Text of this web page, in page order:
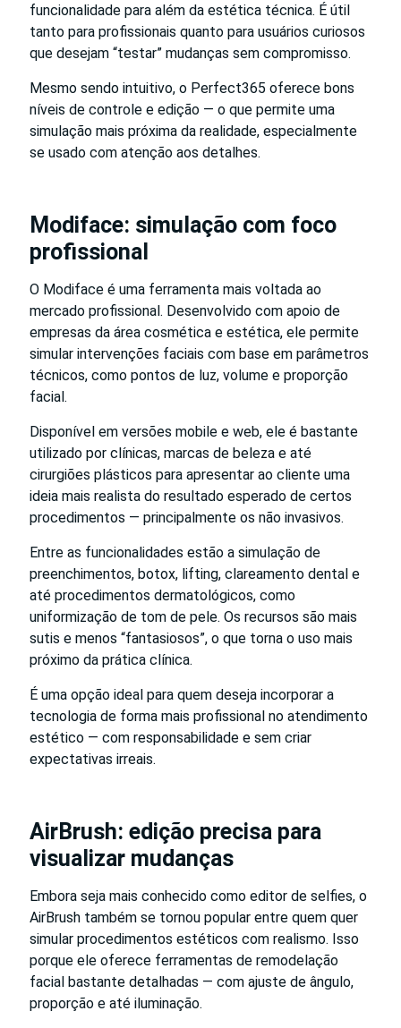
funcionalidade para além da estética técnica. É útil
tanto para profissionais quanto para usuários curiosos
que desejam “testar” mudanças sem compromisso.
Mesmo sendo intuitivo, o Perfect365 oferece bons
níveis de controle e edição — o que permite uma
simulação mais próxima da realidade, especialmente
se usado com atenção aos detalhes.
Modiface: simulação com foco
profissional
O Modiface é uma ferramenta mais voltada ao
mercado profissional. Desenvolvido com apoio de
empresas da área cosmética e estética, ele permite
simular intervenções faciais com base em parâmetros
técnicos, como pontos de luz, volume e proporção
facial.
Disponível em versões mobile e web, ele é bastante
utilizado por clínicas, marcas de beleza e até
cirurgiões plásticos para apresentar ao cliente uma
ideia mais realista do resultado esperado de certos
procedimentos — principalmente os não invasivos.
Entre as funcionalidades estão a simulação de
preenchimentos, botox, lifting, clareamento dental e
até procedimentos dermatológicos, como
uniformização de tom de pele. Os recursos são mais
sutis e menos “fantasiosos”, o que torna o uso mais
próximo da prática clínica.
É uma opção ideal para quem deseja incorporar a
tecnologia de forma mais profissional no atendimento
estético — com responsabilidade e sem criar
expectativas irreais.
AirBrush: edição precisa para
visualizar mudanças
Embora seja mais conhecido como editor de selfies, o
AirBrush também se tornou popular entre quem quer
simular procedimentos estéticos com realismo. Isso
porque ele oferece ferramentas de remodelação
facial bastante detalhadas — com ajuste de ângulo,
proporção e até iluminação.